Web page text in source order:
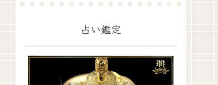
占い鑑定